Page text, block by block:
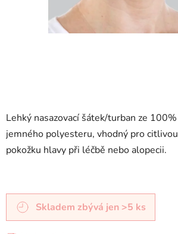
Lehký nasazovací šátek/turban ze 100%
jemného polyesteru, vhodný pro citlivou
pokožku hlavy při léčbě nebo alopecii.
Skladem zbývá jen >5 ks